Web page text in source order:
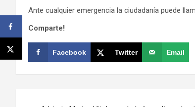
Ante cualquier emergencia la ciudadanía puede
Comparte!
Facebook Twitter Email